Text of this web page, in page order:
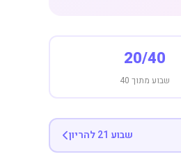
20/40
שבוע מתוך 40
שבוע 21 להריון